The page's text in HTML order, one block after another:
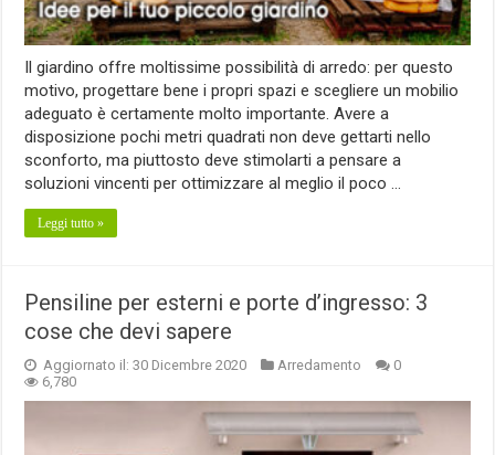
Il giardino offre moltissime possibilità di arredo: per questo
motivo, progettare bene i propri spazi e scegliere un mobilio
adeguato è certamente molto importante. Avere a
disposizione pochi metri quadrati non deve gettarti nello
sconforto, ma piuttosto deve stimolarti a pensare a
soluzioni vincenti per ottimizzare al meglio il poco …
Leggi tutto »
Pensiline per esterni e porte d’ingresso: 3
cose che devi sapere
Aggiornato il: 30 Dicembre 2020 Arredamento
0
6,780